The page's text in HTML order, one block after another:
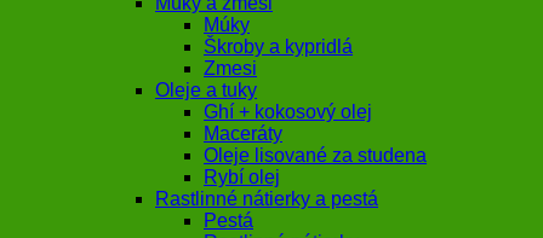
Múky
Škroby a kypridlá
Zmesi
Oleje a tuky
Ghí + kokosový olej
Maceráty
Oleje lisované za studena
Rybí olej
Rastlinné nátierky a pestá
Pestá